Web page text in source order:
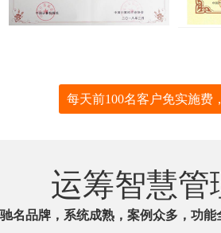
每天前100名客户免实施费
运筹智慧管
驰名品牌，系统成熟，案例众多，功